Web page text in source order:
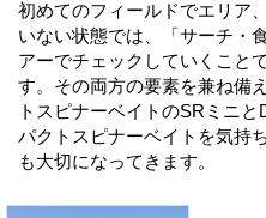
初めてのフィールドでエリア
いない状態では、「サーチ・
アーでチェックしていくこと
す。その両方の要素を兼ね備
トスピナーベイトのSRミニ
パクトスピナーベイトを気持
も大切になってきます。